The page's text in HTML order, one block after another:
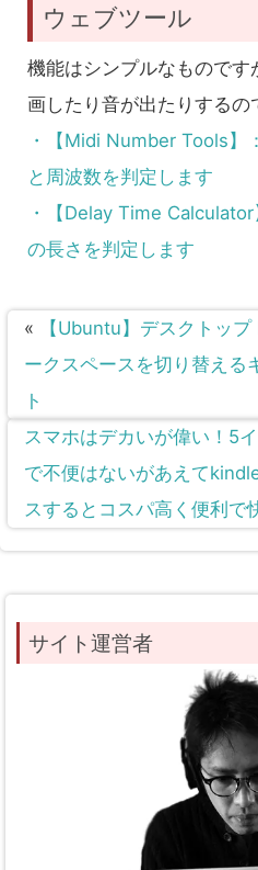
ウェブツール
機能はシンプルなもので
画したり音が出たりするの
・【Midi Number Tools】
と周波数を判定します
・【Delay Time
の長さを判定します
«
【Ubuntu】デスクトッ
ークスペースを切り替える
ト
スマホはデカいが偉い！5
で不便はないがあえて
スするとコスパ高く便利で
サイト運営者